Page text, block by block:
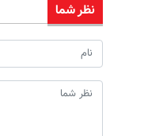
نظر شما